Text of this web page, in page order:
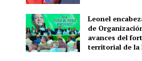
Leonel
de
avances del
territorial de la